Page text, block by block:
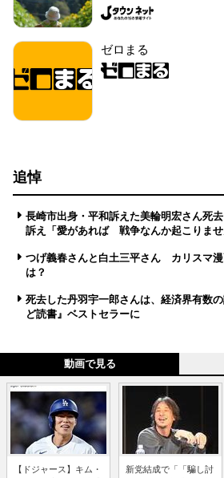
ゼロまる
追悼
長崎市出身・平和訴えた美輪明宏さん死
訴え「愛があれば 戦争なんか起こりませ
つげ義春さんと白土三平さん カリスマ
は？
死去した丹羽宇一郎さんは、経済界有数
ど読書』ベストセラーに
動画で見る
【ドジャース】キム・
新党結成で「「騙し討